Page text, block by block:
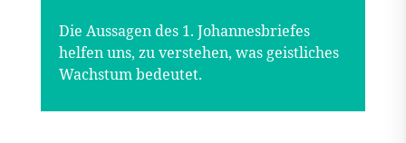
Die Aussagen des 1. Johannesbriefes
helfen uns, zu verstehen, was geistliches
Wachstum bedeutet.